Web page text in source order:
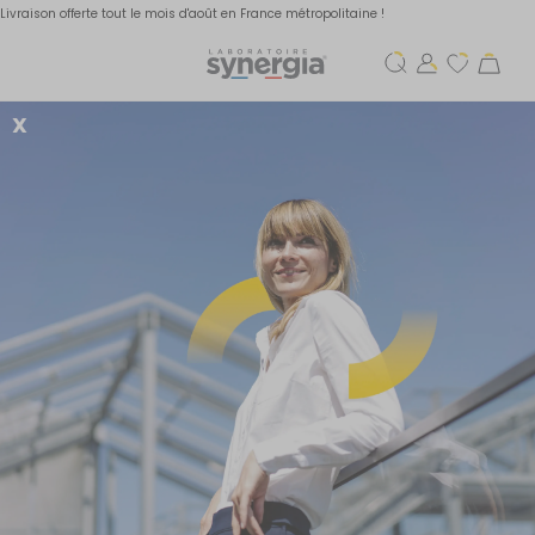
Livraison offerte tout le mois d'août en France métropolitaine !
X